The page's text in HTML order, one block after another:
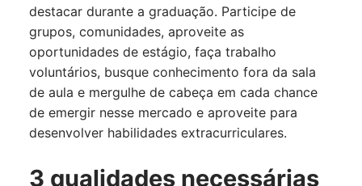
destacar durante a graduação. Participe de
grupos, comunidades, aproveite as
oportunidades de estágio, faça trabalho
voluntários, busque conhecimento fora da sala
de aula e mergulhe de cabeça em cada chance
de emergir nesse mercado e aproveite para
desenvolver habilidades extracurriculares.
3 qualidades necessárias